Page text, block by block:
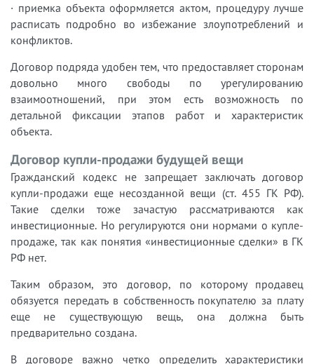
· приемка объекта оформляется актом, процедуру лучше
расписать подробно во избежание злоупотреблений и
конфликтов.
Договор подряда удобен тем, что предоставляет сторонам
довольно много свободы по урегулированию
взаимоотношений, при этом есть возможность по
детальной фиксации этапов работ и характеристик
объекта.
Договор купли-продажи будущей вещи
Гражданский кодекс не запрещает заключать договор
купли-продажи еще несозданной вещи (ст. 455 ГК РФ).
Такие сделки тоже зачастую рассматриваются как
инвестиционные. Но регулируются они нормами о купле-
продаже, так как понятия «инвестиционные сделки» в ГК
РФ нет.
Таким образом, это договор, по которому продавец
обязуется передать в собственность покупателю за плату
еще не существующую вещь, она должна быть
предварительно создана.
В договоре важно четко определить характеристики